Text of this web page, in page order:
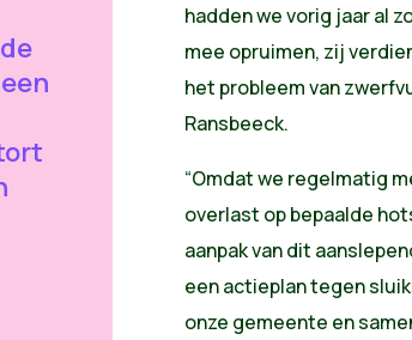
hadden we vorig jaar al
mee opruimen, zij
het probleem van
Ransbeeck.
“Omdat we regelmatig
overlast op bepaalde
aanpak van dit
een actieplan tegen
onze gemeente en